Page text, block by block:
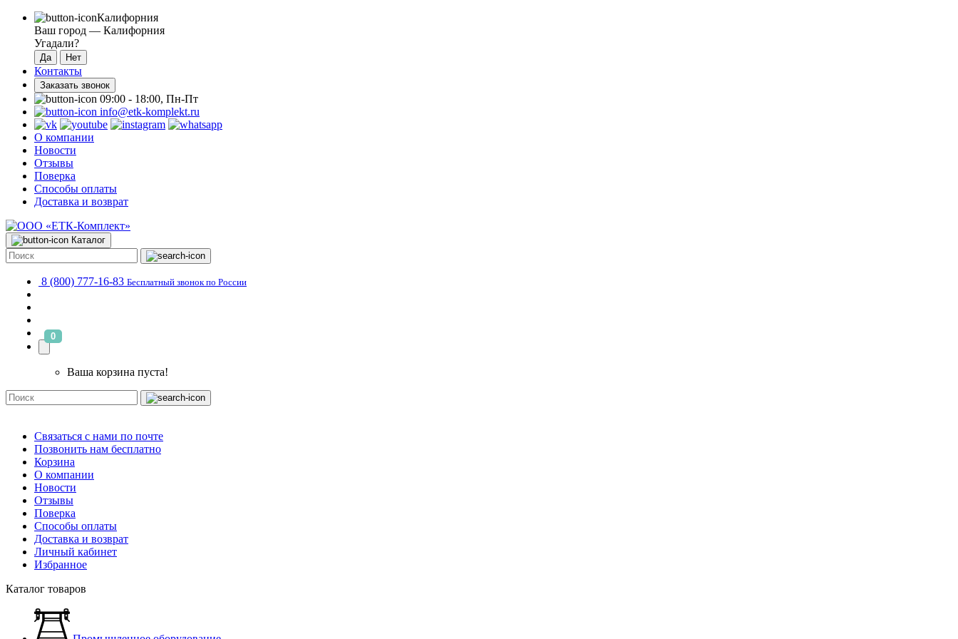
Калифорния
Ваш город — Калифорния
Угадали?
Контакты
Заказать звонок
09:00 - 18:00, Пн-Пт
info@etk-komplekt.ru
О компании
Новости
Отзывы
Поверка
Способы оплаты
Доставка и возврат
Каталог
8 (800) 777-16-83 Бесплатный звонок по России
0
Ваша корзина пуста!
Связаться с нами по почте
Позвонить нам бесплатно
Корзина
О компании
Новости
Отзывы
Поверка
Способы оплаты
Доставка и возврат
Личный кабинет
Избранное
Каталог товаров